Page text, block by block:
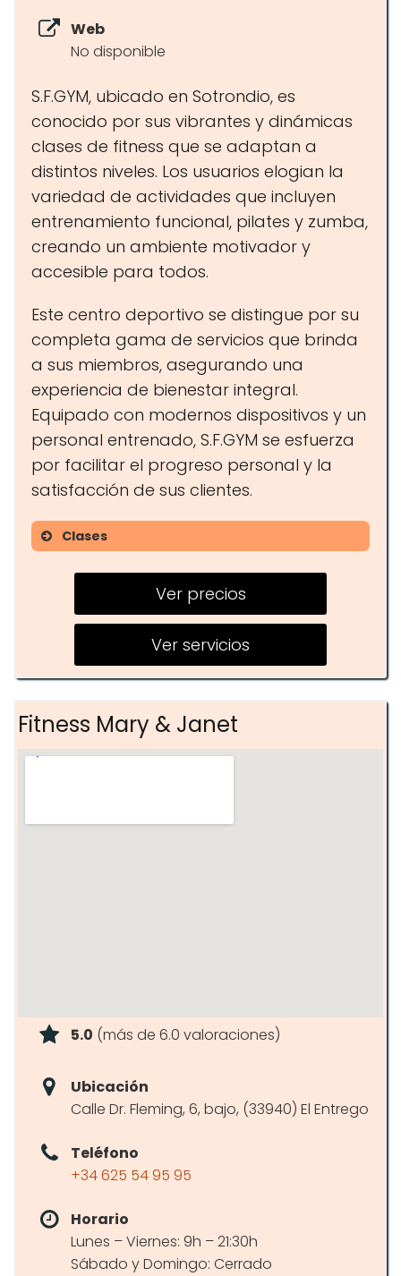
Web
No disponible
S.F.GYM, ubicado en Sotrondio, es
conocido por sus vibrantes y dinámicas
clases de fitness que se adaptan a
distintos niveles. Los usuarios elogian la
variedad de actividades que incluyen
entrenamiento funcional, pilates y zumba,
creando un ambiente motivador y
accesible para todos.
Este centro deportivo se distingue por su
completa gama de servicios que brinda
a sus miembros, asegurando una
experiencia de bienestar integral.
Equipado con modernos dispositivos y un
personal entrenado, S.F.GYM se esfuerza
por facilitar el progreso personal y la
satisfacción de sus clientes.
Clases
Entrenamiento funcional
Zumba
Ver precios
Ver servicios
Fitness Mary & Janet
5.0 (más de 6.0 valoraciones)
Ubicación
Calle Dr. Fleming, 6, bajo, (33940) El Entrego
Teléfono
+34 625 54 95 95
Horario
Lunes – Viernes: 9h – 21:30h
Sábado y Domingo: Cerrado